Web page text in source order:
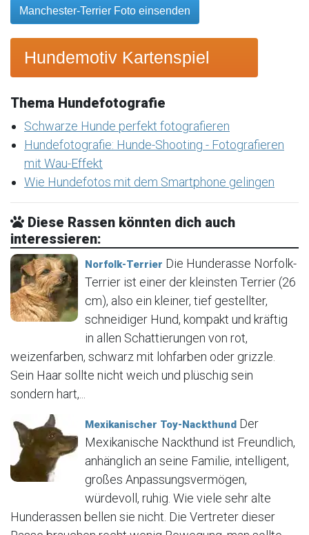
Manchester-Terrier Foto einsenden
Hundemotiv Kartenspiel
Thema Hundefotografie
Schwarze Hunde perfekt fotografieren
Hundefotografie: Hunde-Shooting - Fotografieren
mit Wau-Effekt
Wie Hundefotos mit dem Smartphone gelingen
Diese Rassen könnten dich auch
interessieren:
Norfolk-Terrier Die Hunderasse Norfolk-
Terrier ist einer der kleinsten Terrier (26
cm), also ein kleiner, tief gestellter,
schneidiger Hund, kompakt und kräftig
in allen Schattierungen von rot,
weizenfarben, schwarz mit lohfarben oder grizzle.
Sein Haar sollte nicht weich und plüschig sein
sondern hart,...
Mexikanischer Toy-Nackthund Der
Mexikanische Nackthund ist Freundlich,
anhänglich an seine Familie, intelligent,
großes Anpassungsvermögen,
würdevoll, ruhig. Wie viele sehr alte
Hunderassen bellen sie nicht. Die Vertreter dieser